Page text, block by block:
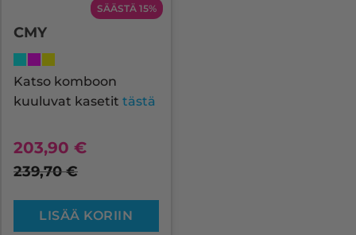
SÄÄSTÄ 15%
CMY
Katso komboon
kuuluvat kasetit tästä
203,90 €
239,70€
LISÄÄ KORIIN